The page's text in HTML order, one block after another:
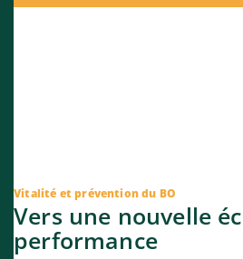
Vitalité et prévention du BO
Vers une nouvelle
performance